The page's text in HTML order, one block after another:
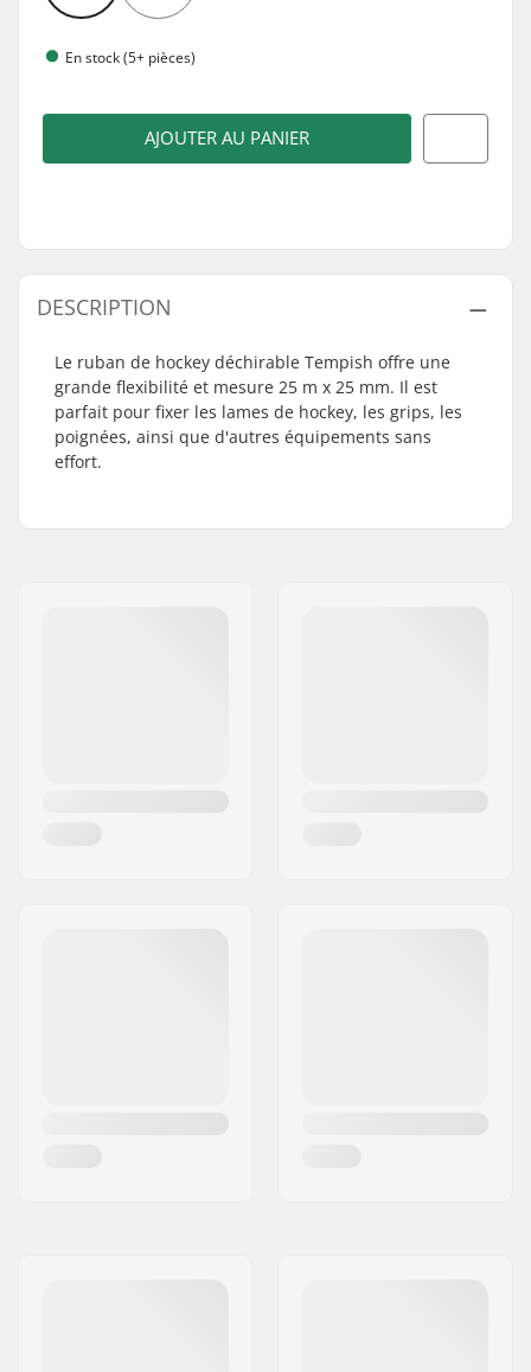
En stock (5+ pièces)
AJOUTER AU PANIER
DESCRIPTION
Le ruban de hockey déchirable Tempish offre une
grande flexibilité et mesure 25 m x 25 mm. Il est
parfait pour fixer les lames de hockey, les grips, les
poignées, ainsi que d'autres équipements sans
effort.